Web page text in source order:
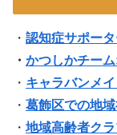
・ 認知症サポー
・ かつしかチー
・ キャラバンメ
・ 葛飾区での地
・ 地域高齢者ク